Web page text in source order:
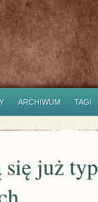
ARCHIWUM TAGI
się już